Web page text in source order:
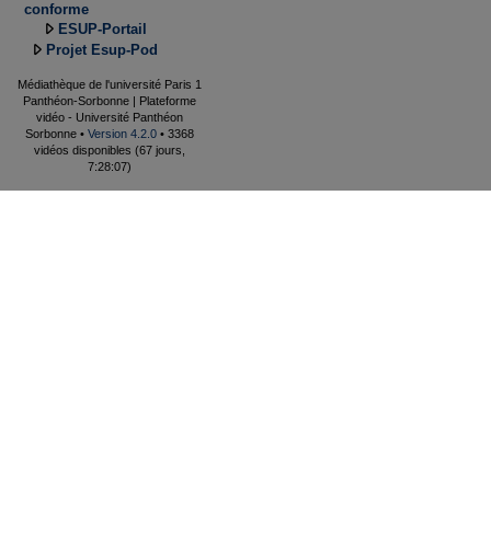
conforme
ESUP-Portail
Projet Esup-Pod
Médiathèque de l'université Paris 1
Panthéon-Sorbonne | Plateforme
vidéo - Université Panthéon
Sorbonne • Version 4.2.0 • 3368
vidéos disponibles (67 jours,
7:28:07)